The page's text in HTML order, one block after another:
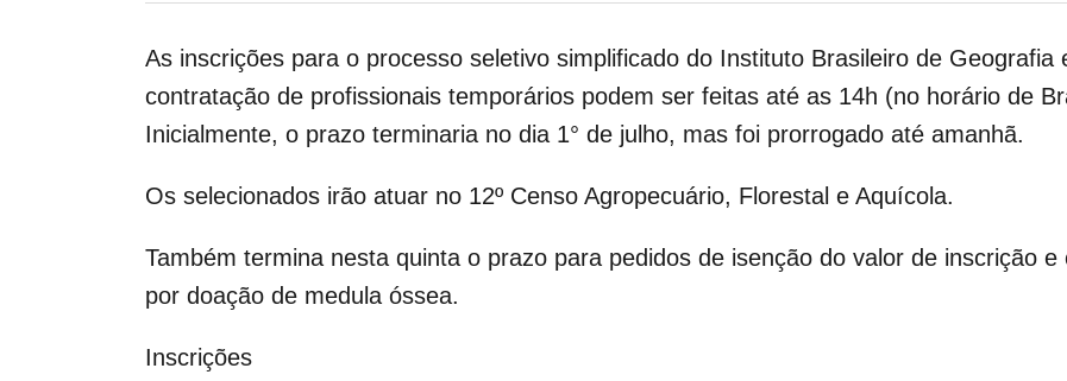
As inscrições para o processo seletivo simplificado do Instituto Brasileiro de
contratação de profissionais temporários podem ser feitas até as 14h (no horário de
Inicialmente, o prazo terminaria no dia 1° de julho, mas foi prorrogado até amanhã.
Os selecionados irão atuar no 12º Censo Agropecuário, Florestal e Aquícola.
Também termina nesta quinta o prazo para pedidos de isenção do valor de inscrição
por doação de medula óssea.
Inscrições